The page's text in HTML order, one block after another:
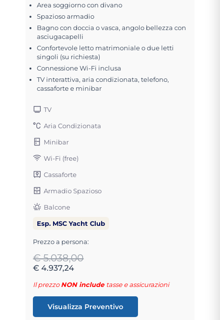
Area soggiorno con divano
Spazioso armadio
Bagno con doccia o vasca, angolo bellezza con
asciugacapelli
Confortevole letto matrimoniale o due letti
singoli (su richiesta)
Connessione Wi-Fi inclusa
TV interattiva, aria condizionata, telefono,
cassaforte e minibar
TV
Aria Condizionata
Minibar
Wi-Fi (free)
Cassaforte
Armadio Spazioso
Balcone
Esp. MSC Yacht Club
Prezzo a persona:
€ 5.038,00
€ 4.937,24
Il prezzoNON include tasse e assicurazioni
Visualizza Preventivo